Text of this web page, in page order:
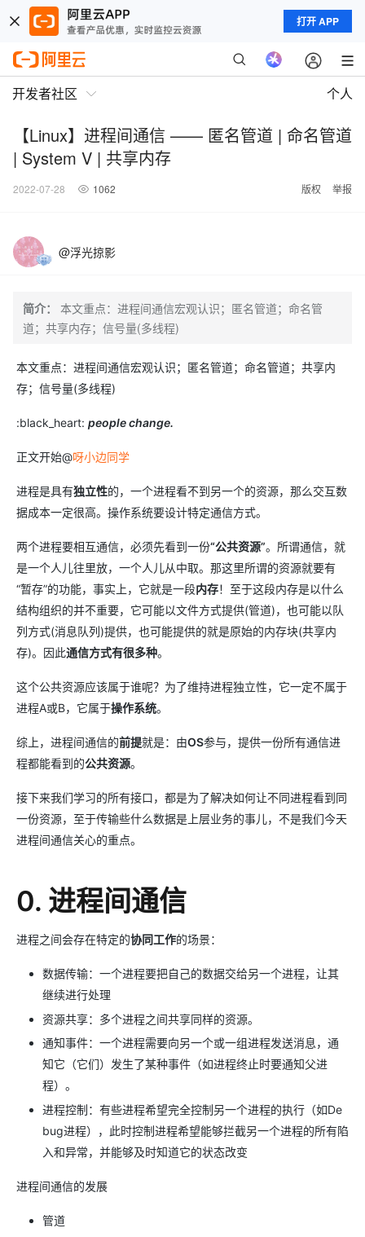
打开 APP
开发者社区 个人
【Linux】进程间通信 —— 匿名管道 | 命名管道
| System V | 共享内存
2022-07-28 1062 版权 举报
@浮光掠影
简介：
本文重点：进程间通信宏观认识；匿名管道；命名管
道；共享内存；信号量(多线程)
本文重点：进程间通信宏观认识；匿名管道；命名管道；共享内
存；信号量(多线程)
:black_heart: people change.
正文开始@呀小边同学
进程是具有独立性的，一个进程看不到另一个的资源，那么交互数
据成本一定很高。操作系统要设计特定通信方式。
两个进程要相互通信，必须先看到一份“公共资源”。所谓通信，就
是一个人儿往里放，一个人儿从中取。那这里所谓的资源就要有
“暂存”的功能，事实上，它就是一段内存！至于这段内存是以什么
结构组织的并不重要，它可能以文件方式提供(管道)，也可能以队
列方式(消息队列)提供，也可能提供的就是原始的内存块(共享内
存)。因此通信方式有很多种。
这个公共资源应该属于谁呢？为了维持进程独立性，它一定不属于
进程A或B，它属于操作系统。
综上，进程间通信的前提就是：由OS参与，提供一份所有通信进
程都能看到的公共资源。
接下来我们学习的所有接口，都是为了解决如何让不同进程看到同
一份资源，至于传输些什么数据是上层业务的事儿，不是我们今天
进程间通信关心的重点。
0. 进程间通信
进程之间会存在特定的协同工作的场景：
数据传输：一个进程要把自己的数据交给另一个进程，让其
继续进行处理
资源共享：多个进程之间共享同样的资源。
通知事件：一个进程需要向另一个或一组进程发送消息，通
知它（它们）发生了某种事件（如进程终止时要通知父进
程）。
进程控制：有些进程希望完全控制另一个进程的执行（如De
bug进程），此时控制进程希望能够拦截另一个进程的所有陷
入和异常，并能够及时知道它的状态改变
进程间通信的发展
管道